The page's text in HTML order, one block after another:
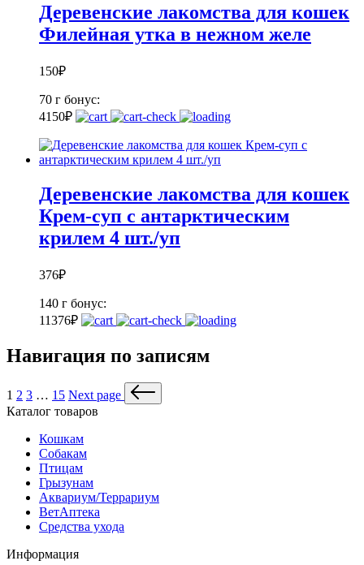
Деревенские лакомства для кошек
Филейная утка в нежном желе
150₽
70 г бонус:
4150₽
Деревенские лакомства для кошек
Крем-суп с антарктическим
крилем 4 шт./уп
376₽
140 г бонус:
11376₽
Навигация по записям
1 2 3 … 15 Next page
Каталог товаров
Кошкам
Собакам
Птицам
Грызунам
Аквариум/Террариум
ВетАптека
Средства ухода
Информация